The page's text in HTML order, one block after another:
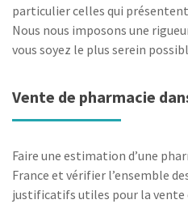
particulier celles qui présentent
Nous nous imposons une
vous soyez le plus serein
Vente de pharmacie
Faire une estimation d’une
France et vérifier l’ensemble
justificatifs utiles pour la vente